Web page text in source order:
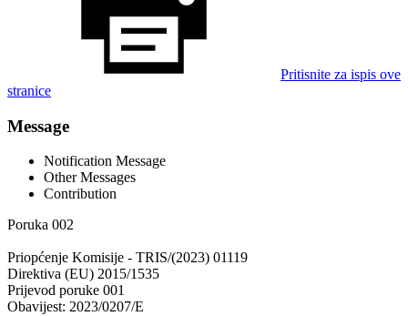
Pritisnite za ispis ove
stranice
Message
Notification Message
Other Messages
Contribution
Poruka 002
Priopćenje Komisije - TRIS/(2023) 01119
Direktiva (EU) 2015/1535
Prijevod poruke 001
Obavijest: 2023/0207/E